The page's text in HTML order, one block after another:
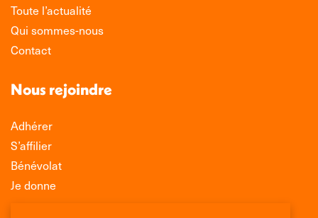
Toute l’actualité
Qui sommes-nous
Contact
Nous rejoindre
Adhérer
S’affilier
Bénévolat
Je donne